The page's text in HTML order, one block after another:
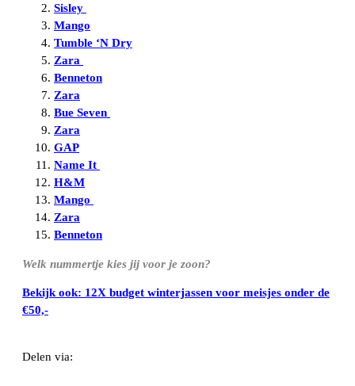
Sisley
Mango
Tumble ‘N Dry
Zara
Benneton
Zara
Bue Seven
Zara
GAP
Name It
H&M
Mango
Zara
Benneton
Welk nummertje kies jij voor je zoon?
Bekijk ook: 12X budget winterjassen voor meisjes onder de
€50,-
Delen via: